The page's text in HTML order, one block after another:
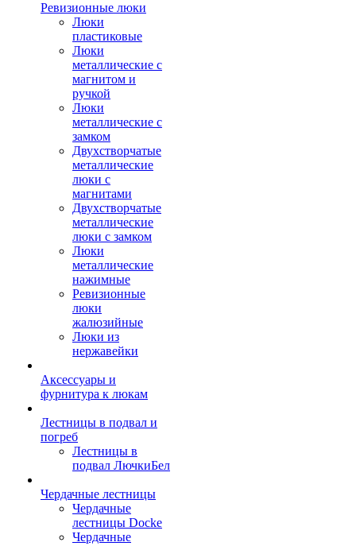
Ревизионные люки
Люки
пластиковые
Люки
металлические с
магнитом и
ручкой
Люки
металлические с
замком
Двухстворчатые
металлические
люки с
магнитами
Двухстворчатые
металлические
люки с замком
Люки
металлические
нажимные
Ревизионные
люки
жалюзийные
Люки из
нержавейки
Аксессуары и
фурнитура к люкам
Лестницы в подвал и
погреб
Лестницы в
подвал ЛючкиБел
Чердачные лестницы
Чердачные
лестницы Docke
Чердачные